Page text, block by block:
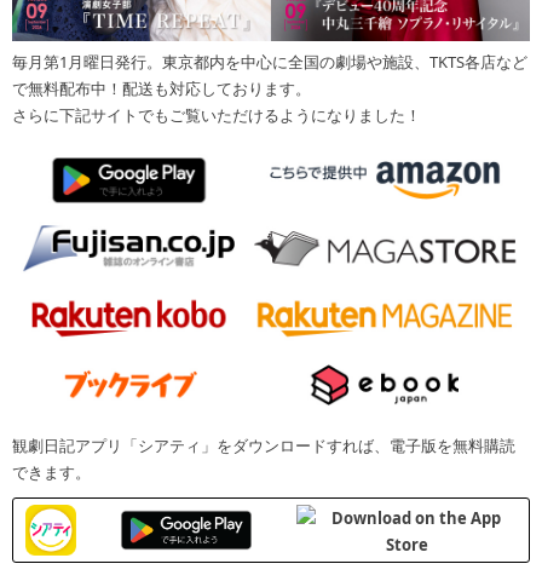
毎月第1月曜日発行。東京都内を中心に全国の劇場や施設、TKTS各店など
で無料配布中！配送も対応しております。
さらに下記サイトでもご覧いただけるようになりました！
観劇日記アプリ「シアティ」をダウンロードすれば、電子版を無料購読
できます。